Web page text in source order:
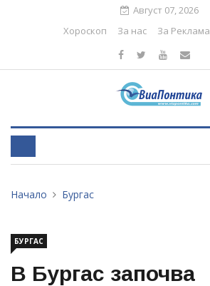
Август 07, 2026
Хороскоп
За нас За Реклама
Начало Бургас
БУРГАС
В Бургас започва